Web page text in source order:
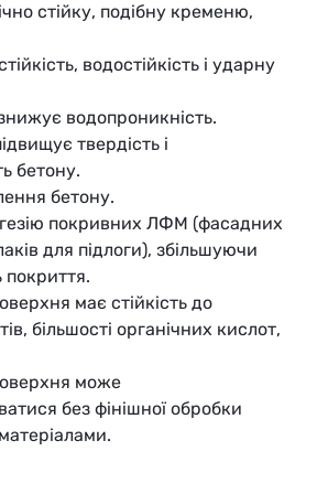
стійку, подібну кременю,
водостійкість і ударну
водопроникність.
твердість і
бетону.
бетону.
покривних ЛФМ (фасадних
для підлоги), збільшуючи
покриття.
має стійкість до
більшості органічних кислот,
може
без фінішної обробки